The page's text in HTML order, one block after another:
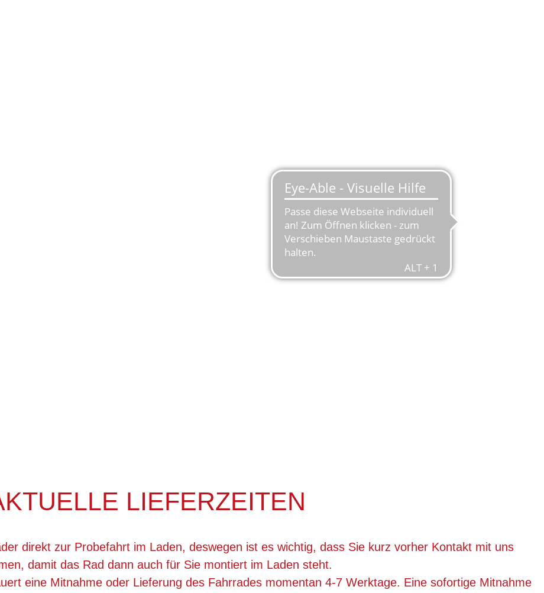
LIEFERZEITEN
direkt zur Probefahrt im Laden, deswegen ist es wichtig, dass Sie kurz vorher Kontakt mit uns
damit das Rad dann auch für Sie montiert im Laden steht.
eine Mitnahme oder Lieferung des Fahrrades momentan 4-7 Werktage. Eine sofortige Mitnahme